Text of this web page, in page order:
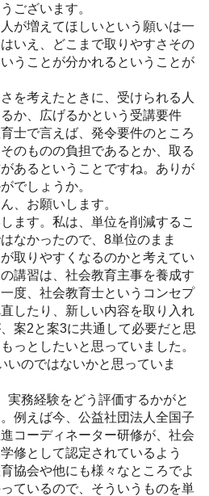
ございます。
が増えてほしいという願いは一
いえ、どこまで取りやすさその
うことが分かれるということが
を考えたときに、受けられる人
か、広げるかという受講要件
士で言えば、発令要件のところ
のものの負担であるとか、取る
あるということですね。ありが
でしょうか。
、お願いします。
ます。私は、単位を削減するこ
なかったので、8単位のまま
取りやすくなるのかと考えてい
講習は、社会教育主事を養成す
度、社会教育士というコンセプ
したり、新しい内容を取り入れ
案2と案3に共通して必要だと思
っとしたいと思っていました。
いのではないかと思っていま
務経験をどう評価するかがと
例えば今、公益社団法人全国子
コーディネーター研修が、社会
修として認定されているよう
協会や他にも様々なところでよ
ているので、そういうものを単